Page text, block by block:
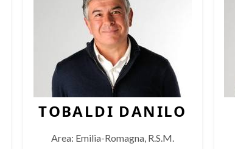
TOBALDI DANILO
Area: Emilia-Romagna, R.S.M.